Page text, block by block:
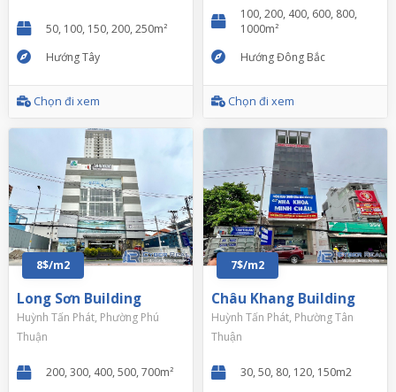
50, 100, 150, 200, 250m²
Hướng Tây
Chọn đi xem
100, 200, 400, 600, 800,
1000m²
Hướng Đông Bắc
Chọn đi xem
8$/m2
Long Sơn Building
Huỳnh Tấn Phát, Phường Phú
Thuận
200, 300, 400, 500, 700m²
7$/m2
Châu Khang Building
Huỳnh Tấn Phát, Phường Tân
Thuận
30, 50, 80, 120, 150m2